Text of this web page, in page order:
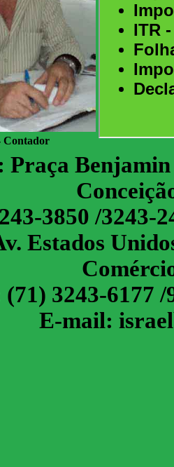
Contador
Benjamin
3850 /3243-
Estados
(71) 3243-6177
E-mail: